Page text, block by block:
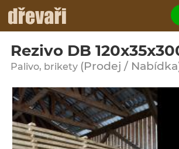
Rezivo DB
Palivo, brikety (Prodej /